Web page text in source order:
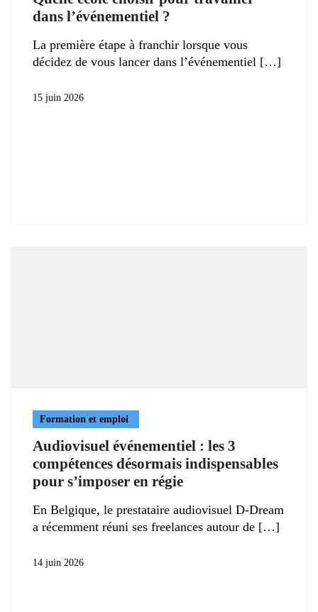
dans l’événementiel ?
La première étape à franchir lorsque vous
décidez de vous lancer dans l’événementiel
15 juin 2026
Formation et emploi
Audiovisuel événementiel : les 3
compétences désormais indispensables
pour s’imposer en régie
En Belgique, le prestataire audiovisuel D-Dream
a récemment réuni ses freelances autour de
14 juin 2026